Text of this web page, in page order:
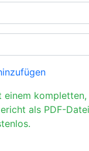
als PDF-